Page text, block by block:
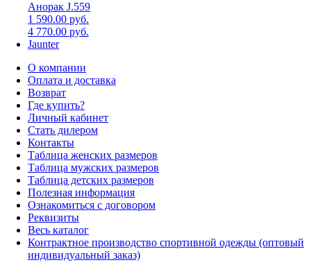
Анорак J.559
1 590.00 руб.
4 770.00 руб.
Jaunter
О компании
Оплата и доставка
Возврат
Где купить?
Личный кабинет
Стать дилером
Контакты
Таблица женских размеров
Таблица мужских размеров
Таблица детских размеров
Полезная информация
Ознакомиться с договором
Реквизиты
Весь каталог
Контрактное производство спортивной одежды (оптовый
индивидуальный заказ)